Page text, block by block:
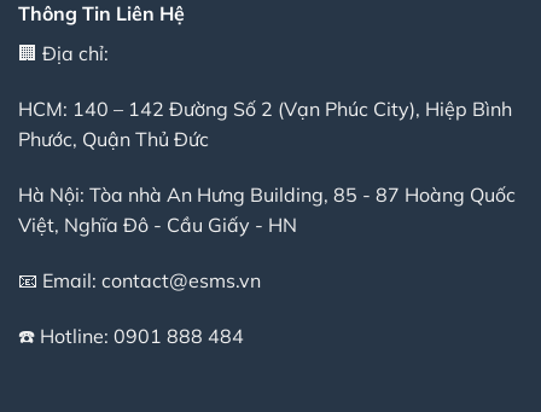
Thông Tin Liên Hệ
🏢 Địa chỉ:
HCM: 140 – 142 Đường Số 2 (Vạn Phúc City), Hiệp Bình
Phước, Quận Thủ Đức
Hà Nội: Tòa nhà An Hưng Building, 85 - 87 Hoàng Quốc
Việt, Nghĩa Đô - Cầu Giấy - HN
📧 Email: contact@esms.vn
☎️ Hotline: 0901 888 484